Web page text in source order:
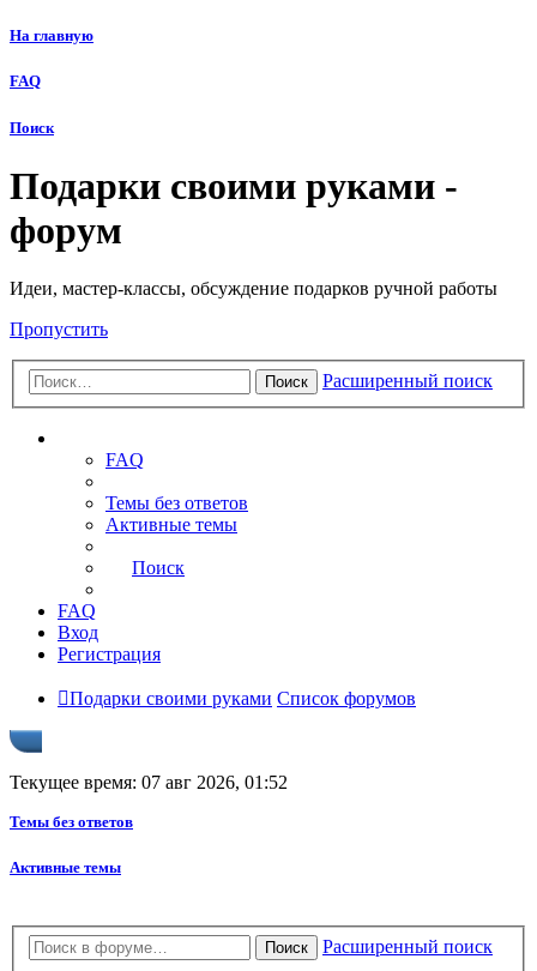
На главную
FAQ
Поиск
Подарки своими руками -
форум
Идеи, мастер-классы, обсуждение подарков ручной работы
Пропустить
Поиск Расширенный поиск
FAQ
Темы без ответов
Активные темы
Поиск
FAQ
Вход
Регистрация
Подарки своими руками Список форумов
Текущее время: 07 авг 2026, 01:52
Темы без ответов
Активные темы
Поиск Расширенный поиск